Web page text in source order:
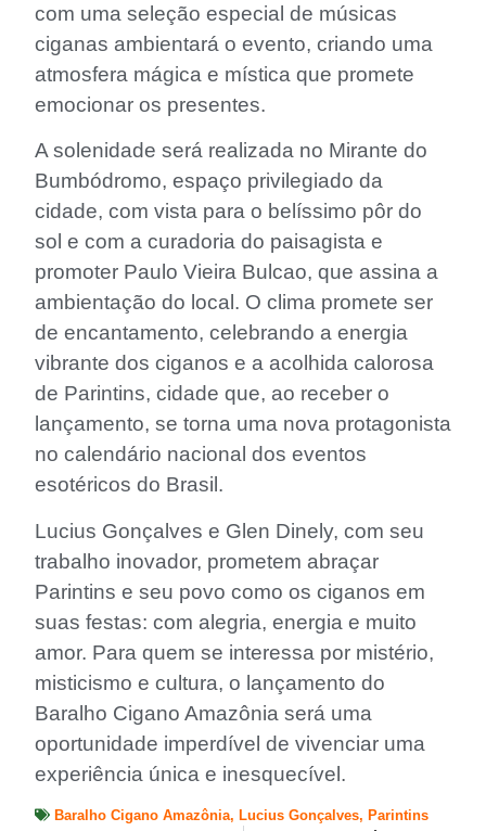
com uma seleção especial de músicas
ciganas ambientará o evento, criando uma
atmosfera mágica e mística que promete
emocionar os presentes.
A solenidade será realizada no Mirante do
Bumbódromo, espaço privilegiado da
cidade, com vista para o belíssimo pôr do
sol e com a curadoria do paisagista e
promoter Paulo Vieira Bulcao, que assina a
ambientação do local. O clima promete ser
de encantamento, celebrando a energia
vibrante dos ciganos e a acolhida calorosa
de Parintins, cidade que, ao receber o
lançamento, se torna uma nova protagonista
no calendário nacional dos eventos
esotéricos do Brasil.
Lucius Gonçalves e Glen Dinely, com seu
trabalho inovador, prometem abraçar
Parintins e seu povo como os ciganos em
suas festas: com alegria, energia e muito
amor. Para quem se interessa por mistério,
misticismo e cultura, o lançamento do
Baralho Cigano Amazônia será uma
oportunidade imperdível de vivenciar uma
experiência única e inesquecível.
Baralho Cigano Amazônia, Lucius Gonçalves, Parintins